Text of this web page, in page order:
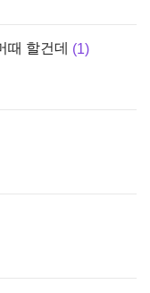
때 할건데 1